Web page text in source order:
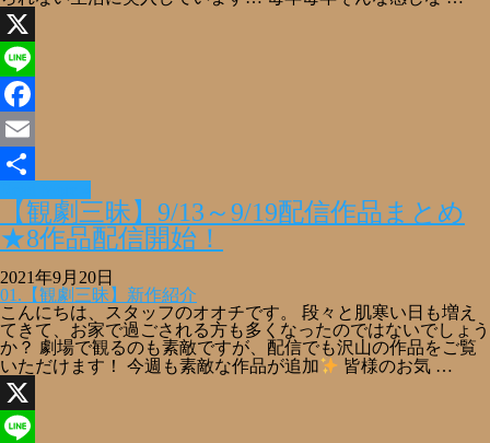
X
Line
Facebook
Email
共
有
【観劇三昧】9/13～9/19配信作品まとめ
★8作品配信開始！
2021年9月20日
01.【観劇三昧】新作紹介
こんにちは、スタッフのオオチです。 段々と肌寒い日も増え
てきて、お家で過ごされる方も多くなったのではないでしょう
か？ 劇場で観るのも素敵ですが、配信でも沢山の作品をご覧
いただけます！ 今週も素敵な作品が追加
皆様のお気 …
X